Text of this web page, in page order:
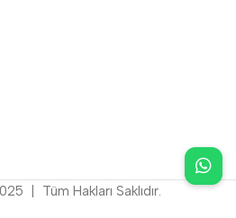
| Tüm Hakları Saklıdır.